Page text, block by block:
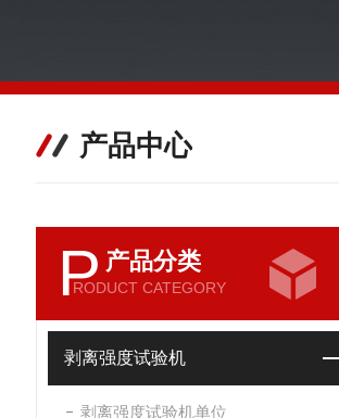
产品中心
P 产品分类
RODUCT CATEGORY
剥离强度试验机
剥离强度试验机单位